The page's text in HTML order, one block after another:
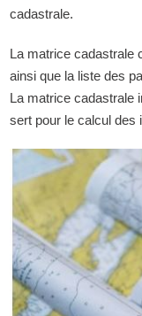
cadastrale.
La matrice cadastrale
ainsi que la liste des
La matrice cadastrale
sert pour le calcul des